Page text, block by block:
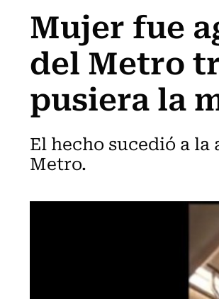
Mujer fue
del Metro
pusiera la
El hecho sucedió a
Metro.